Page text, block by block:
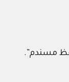
مسندم”.